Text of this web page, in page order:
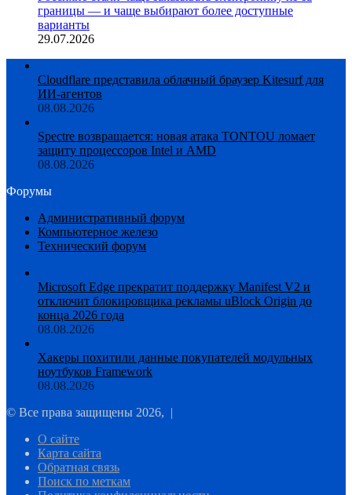
границы — и чаще выбирают более доступные
варианты
29.07.2026
Cloudflare представила облачный браузер Kitesurf для
ИИ-агентов
08.08.2026
Spectre возвращается: новая атака TONTOU ломает
защиту процессоров Intel и AMD
08.08.2026
Форумы
Административный форум
Компьютерное железо
Технический форум
Microsoft Edge прекратит поддержку Manifest V2 и
отключит блокировщика рекламы uBlock Origin до
конца 2026 года
08.08.2026
Хакеры похитили данные покупателей модульных
ноутбуков Framework
08.08.2026
© Все права защищены 2026, |
О сайте
Карта сайта
Обратная связь
Поиск по меткам